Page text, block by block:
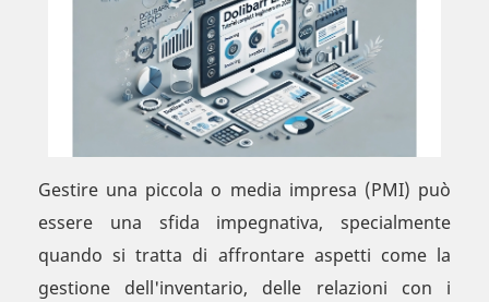
Gestire una piccola o media impresa (PMI) può
essere una sfida impegnativa, specialmente
quando si tratta di affrontare aspetti come la
gestione dell'inventario, delle relazioni con i